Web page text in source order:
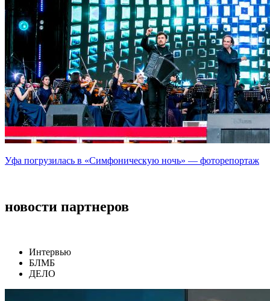
Уфа погрузилась в «Симфоническую ночь» — фоторепортаж
новости партнеров
Интервью
БЛМБ
ДЕЛО